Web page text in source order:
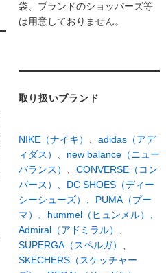
袋、ブランドのショッパーズ等
は用意しておりません。
取り扱いブランド
NIKE（ナイキ）
adidas（アデ
ィダス）
new balance（ニュー
バランス）
CONVERSE（コン
バース）、 DC SHOES（ディー
シーシューズ）、 PUMA（プー
マ）、 hummel（ヒュンメル）、
Admiral（アドミラル）
SUPERGA（スペルガ）
SKECHERS（スケッチャー